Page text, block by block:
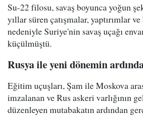
Su-22 filosu, savaş boyunca yoğun
yıllar süren çatışmalar, yaptırımlar ve
nedeniyle Suriye'nin savaş uçağı
küçülmüştü.
Rusya ile yeni dönemin
Eğitim uçuşları, Şam ile Moskova
imzalanan ve Rus askeri varlığının
düzenleyen mutabakatın ardından